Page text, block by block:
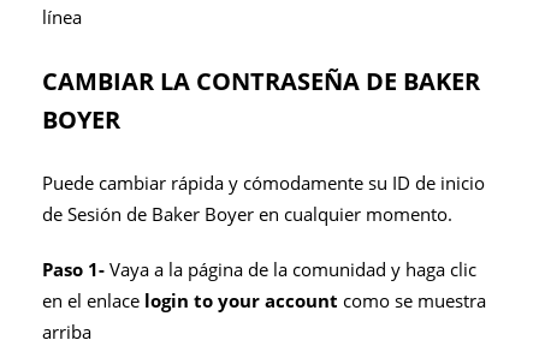
línea
CAMBIAR LA CONTRASEÑA DE BAKER
BOYER
Puede cambiar rápida y cómodamente su ID de inicio
de Sesión de Baker Boyer en cualquier momento.
Paso 1-Vaya a la página de la comunidad y haga clic
en el enlace login to your account como se muestra
arriba